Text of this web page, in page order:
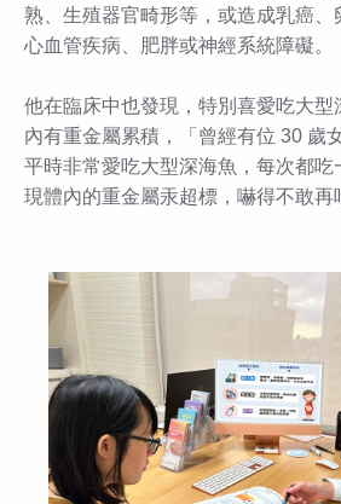
熟、生殖器官畸形等，或造成乳癌、
心血管疾病、肥胖或神經系統障礙。
他在臨床中也發現，特別喜愛吃大型
內有重金屬累積，「曾經有位 30 歲
平時非常愛吃大型深海魚，每次都吃
現體內的重金屬汞超標，嚇得不敢再